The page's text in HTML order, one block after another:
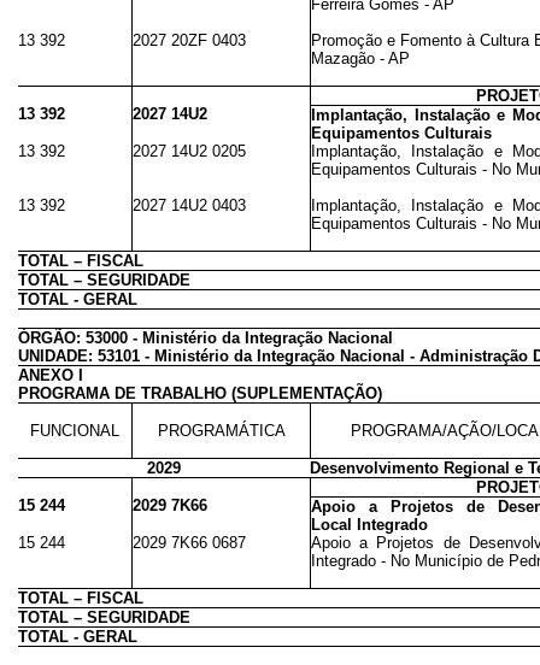
Ferreira Gomes - AP
13 392
2027 20ZF 0403
Promoção e Fomento à Cultura
Mazagão - AP
13 392
2027 14U2
Implantação, Instalação e
Equipamentos Culturais
13 392
2027 14U2 0205
Implantação, Instalação e
Equipamentos Culturais - No
13 392
2027 14U2 0403
Implantação, Instalação e
Equipamentos Culturais - No
TOTAL – FISCAL
TOTAL – SEGURIDADE
TOTAL - GERAL
ÓRGÃO: 53000 - Ministério da Integração Nacional
UNIDADE: 53101 - Ministério da Integração Nacional - Administração
ANEXO I
PROGRAMA DE TRABALHO (SUPLEMENTAÇÃO)
FUNCIONAL PROGRAMÁTICA PROGRAMA/AÇÃO/
2029
Desenvolvimento Regional e
15 244
2029 7K66
Apoio a Projetos de
Local Integrado
15 244
2029 7K66 0687
Apoio a Projetos de
Integrado - No Município de
TOTAL – FISCAL
TOTAL – SEGURIDADE
TOTAL - GERAL